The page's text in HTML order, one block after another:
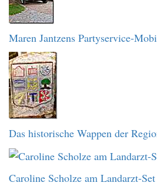
Maren Jantzens Partyservice-
Das historische Wappen der
Caroline Scholze am Landarzt-